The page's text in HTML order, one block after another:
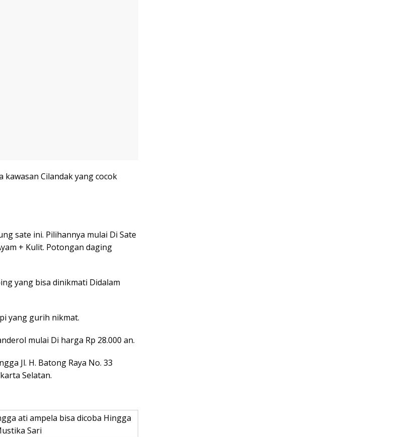
Cilandak yang cocok
sate ini. Pilihannya mulai Di Sate
+ Kulit. Potongan daging
yang bisa dinikmati Didalam
yang gurih nikmat.
mulai Di harga Rp 28.000 an.
Jl. H. Batong Raya No. 33
Selatan.
ati ampela bisa dicoba Hingga
Sari